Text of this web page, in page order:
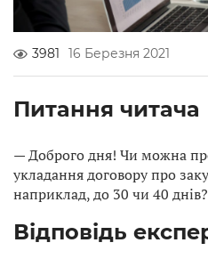
3981 16 Березня 2021
Питання читача
— Доброго дня! Чи можна
укладання договору про
наприклад, до 30 чи 40 днів?
Відповідь